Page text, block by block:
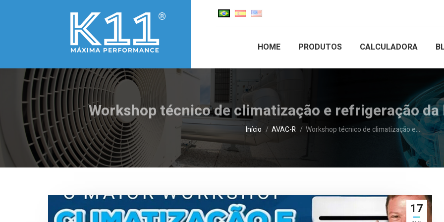
HOME PRODUTOS CALCULADORA
Workshop técnico de climatização e refrigeração
Você está aqui:
Início AVAC-R Workshop técnico de climatização e…
17